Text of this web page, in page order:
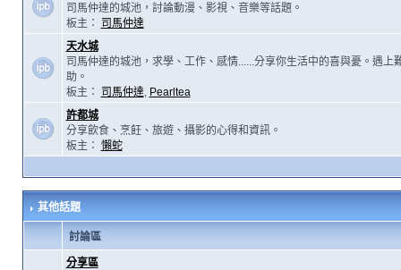
司馬仲達的城池，討論動漫、影視、音樂等話題。
板主：
司馬仲達
天水城
司馬仲達的城池，求學、工作、感情......分享你生活中的喜與憂。遇上
助。
板主：
司馬仲達, Pearltea
許都城
分享飲食、烹飪、旅遊、攝影的心得和資訊。
板主： 懶蛇
其他話題
討論區
分享區